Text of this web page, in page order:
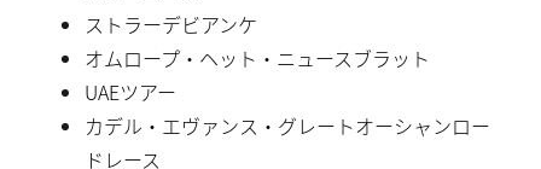
ストラーデビアンケ
オムロープ・ヘット・ニュースブラット
UAEツアー
カデル・エヴァンス・グレートオーシャンロー
ドレース